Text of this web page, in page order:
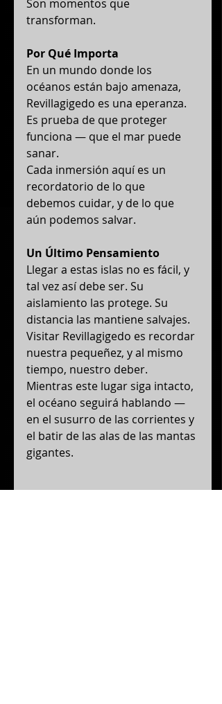
Son momentos que
transforman.
Por Qué Importa
En un mundo donde los
océanos están bajo amenaza,
Revillagigedo es una eperanza.
Es prueba de que proteger
funciona — que el mar puede
sanar.
Cada inmersión aquí es un
recordatorio de lo que
debemos cuidar, y de lo que
aún podemos salvar.
Un Último Pensamiento
Llegar a estas islas no es fácil, y
tal vez así debe ser. Su
aislamiento las protege. Su
distancia las mantiene salvajes.
Visitar Revillagigedo es recordar
nuestra pequeñez, y al mismo
tiempo, nuestro deber.
Mientras este lugar siga intacto,
el océano seguirá hablando —
en el susurro de las corrientes y
el batir de las alas de las mantas
gigantes.